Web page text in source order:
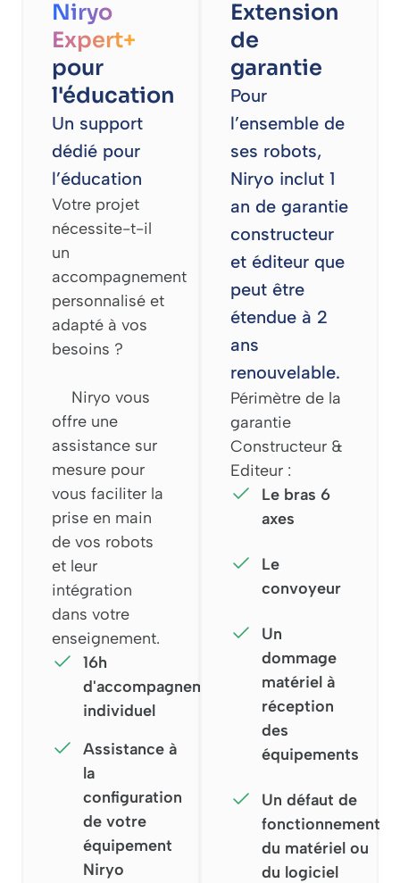
Niryo
Expert+
pour
l'éducation
Un support
dédié pour
l’éducation
Votre projet
nécessite-t-il
un
accompagnement
personnalisé et
adapté à vos
besoins ?
Niryo vous
offre une
assistance sur
mesure pour
vous faciliter la
prise en main
de vos robots
et leur
intégration
dans votre
enseignement.
16h
d'accompagnement
individuel
Assistance à
la
configuration
de votre
équipement
Niryo
Extension
de
garantie
Pour
l’ensemble de
ses robots,
Niryo inclut 1
an de garantie
constructeur
et éditeur que
peut être
étendue à 2
ans
renouvelable.
Périmètre de la
garantie
Constructeur &
Editeur :
Le bras 6
axes
Le
convoyeur
Un
dommage
matériel à
réception
des
équipements
Un défaut de
fonctionnement
du matériel ou
du logiciel